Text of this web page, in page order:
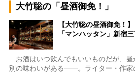
大竹聡の「昼酒御免！」
【大竹聡の昼酒御免！
「マンハッタン」新宿
お酒はいつ飲んでもいいものだが、昼
別の味わいがある――。ライター・作家